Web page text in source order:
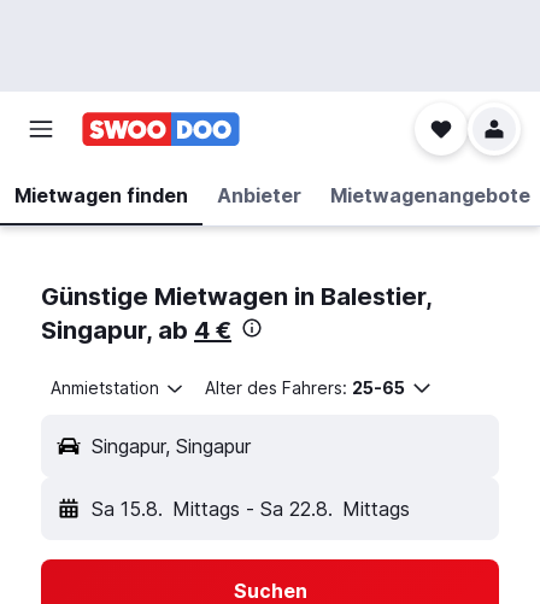
Mietwagen finden Anbieter Mietwagenangebote
Günstige Mietwagen in Balestier,
Singapur, ab 4 €
Anmietstation Alter des Fahrers: 25-65
Singapur, Singapur
Sa 15.8. Mittags - Sa 22.8. Mittags
Suchen